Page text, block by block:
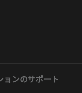
ョンのサポート